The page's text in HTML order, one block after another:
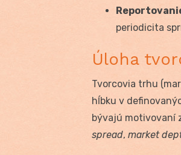
periodicita
Úloha
Tvorcovia trhu
hĺbku v
bývajú motivovaní
spread, market